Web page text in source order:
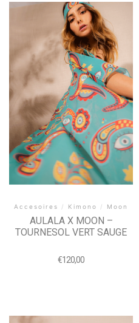
Accesoires / Kimono / Moon
AULALA X MOON –
TOURNESOL VERT SAUGE
€120,00